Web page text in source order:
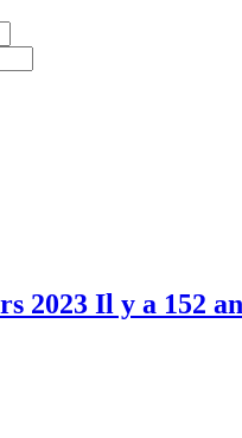
2023 Il y a 152